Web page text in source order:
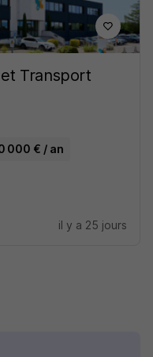
Transport
000 € / an
il y a 25 jours